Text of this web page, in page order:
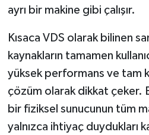
ayrı bir makine gibi çalışır.
Kısaca VDS olarak bilinen
kaynakların tamamen
yüksek performans ve tam
çözüm olarak dikkat çeker.
bir fiziksel sunucunun tüm
yalnızca ihtiyaç duydukları
Spor
Ulusal